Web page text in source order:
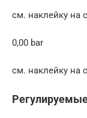
см. наклейку на
0,00 bar
см. наклейку на